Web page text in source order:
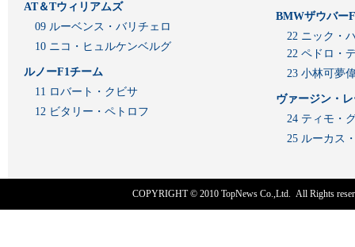
AT＆Tウィリアムズ
09 ルーベンス・バリチェロ
10 ニコ・ヒュルケンベルグ
ルノーF1チーム
11 ロバート・クビサ
12 ビタリー・ペトロフ
BMWザウバー
22 ニック・
22 ペドロ・
23 小林可夢
ヴァージン・
24 ティモ・
25 ルーカス
COPYRIGHT © 2010 TopNews Co.,Ltd. All Rights